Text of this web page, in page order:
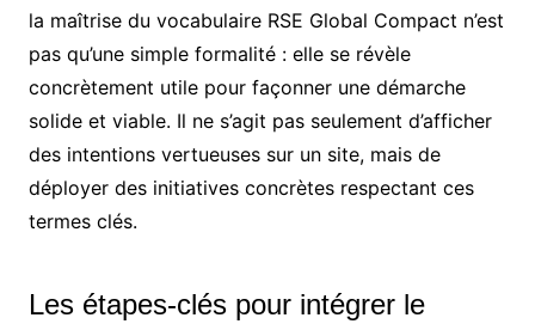
la maîtrise du vocabulaire RSE Global Compact n’est
pas qu’une simple formalité : elle se révèle
concrètement utile pour façonner une démarche
solide et viable. Il ne s’agit pas seulement d’afficher
des intentions vertueuses sur un site, mais de
déployer des initiatives concrètes respectant ces
termes clés.
Les étapes-clés pour intégrer le